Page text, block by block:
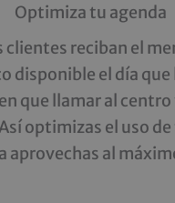
Optimiza tu agenda
clientes reciban el
disponible el día que
que llamar al centro
optimizas el uso
la aprovechas al